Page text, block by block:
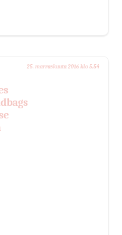
25. marraskuuta 2016 klo 5.54